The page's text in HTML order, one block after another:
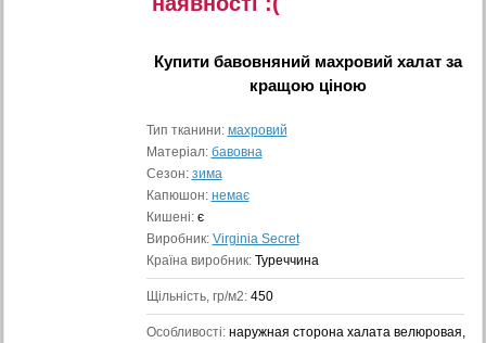
Купити бавовняний махровий халат за
кращою ціною
Тип тканини: махровий
Матеріал: бавовна
Сезон: зима
Капюшон: немає
Кишені: є
Виробник: Virginia Secret
Країна виробник: Туреччина
Щільність, гр/м2: 450
Особливості: наружная сторона халата велюровая,